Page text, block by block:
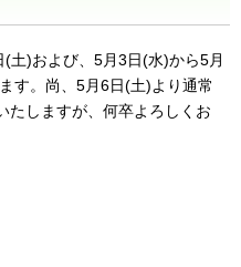
土)および、 5月3日(水)から5月
す。尚、5月6日(土)より通常
たしますが、何卒よろしくお